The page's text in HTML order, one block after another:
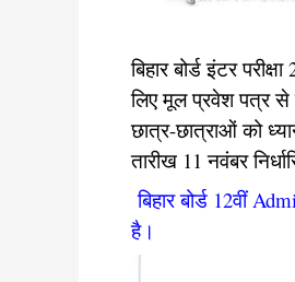
बिहार बोर्ड इंटर
लिए मूल प्रवेश पत्र से
छात्र-छात्राओं को
तारीख 11 नवंबर
बिहार बोर्ड 12वीं
है।